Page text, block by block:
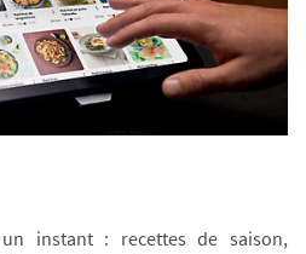
instant : recettes de saison,